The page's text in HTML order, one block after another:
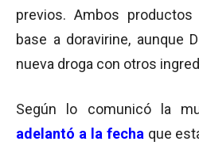
previos. Ambos
base a doravirine, aunque
nueva droga con otros
Según lo comunicó la
adelantó a la fecha que